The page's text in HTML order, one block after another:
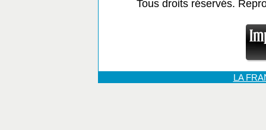
Tous droits réservés.
LA